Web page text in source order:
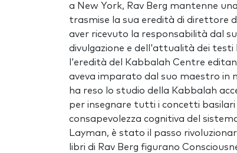
a New York, Rav Berg mantenne
trasmise la sua eredità di direttore
aver ricevuto la responsabilità dal
divulgazione e dell'attualità dei testi
l'eredità del Kabbalah Centre
aveva imparato dal suo maestro in
ha reso lo studio della Kabbalah
per insegnare tutti i concetti
consapevolezza cognitiva del
Layman, è stato il passo
libri di Rav Berg figurano